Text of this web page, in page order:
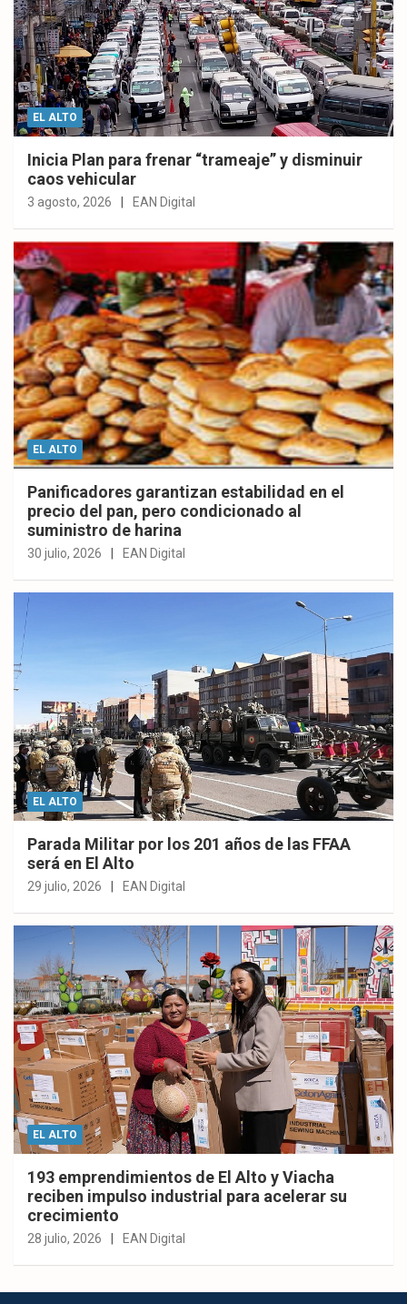
EL ALTO
Inicia Plan para frenar “trameaje” y disminuir
caos vehicular
3 agosto, 2026 EAN Digital
EL ALTO
Panificadores garantizan estabilidad en el
precio del pan, pero condicionado al
suministro de harina
30 julio, 2026 EAN Digital
EL ALTO
Parada Militar por los 201 años de las FFAA
será en El Alto
29 julio, 2026 EAN Digital
EL ALTO
193 emprendimientos de El Alto y Viacha
reciben impulso industrial para acelerar su
crecimiento
28 julio, 2026 EAN Digital